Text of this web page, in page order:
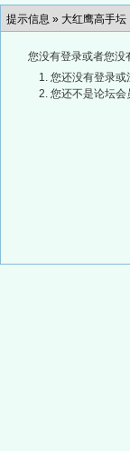
提示信息 » 大红鹰高手坛
您没有登录或者您没
您还没有登录或
您还不是论坛会